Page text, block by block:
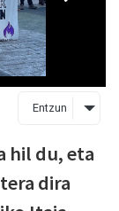
Entzun
hil du, eta
dira